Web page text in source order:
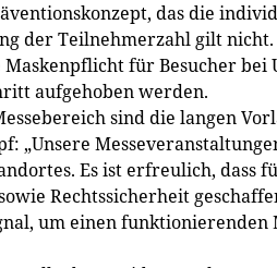
das die
der Teilnehmerzahl gilt
Maskenpflicht für Besucher
aufgehoben werden.
sind die langen
„Unsere
Es ist erfreulich, dass
Rechtssicherheit
um einen